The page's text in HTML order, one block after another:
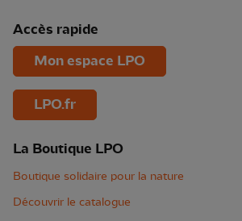
Accès rapide
Mon espace LPO
LPO.fr
La Boutique LPO
Boutique solidaire pour la nature
Découvrir le catalogue